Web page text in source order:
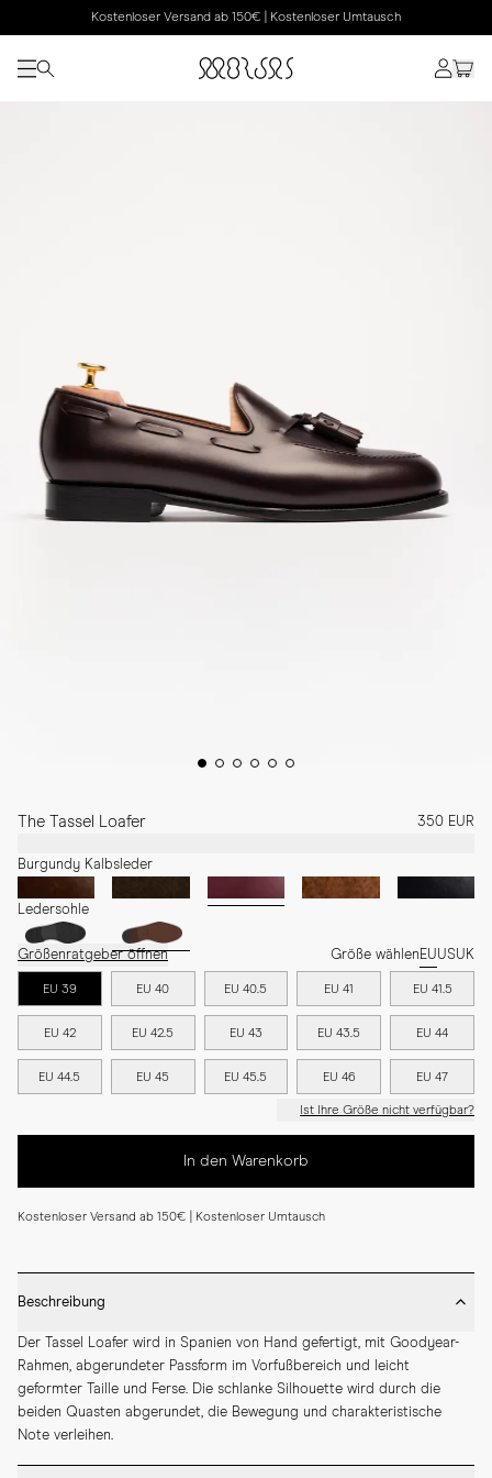
Kostenloser Versand ab 150€ | Kostenloser Umtausch
The Tassel Loafer 350 EUR
Burgundy Kalbsleder
Ledersohle
Größenratgeber öffnen Größe wählenEUUSUK
EU 39 EU 40 EU 40.5 EU 41 EU 41.5
EU 42 EU 42.5 EU 43 EU 43.5 EU 44
EU 44.5 EU 45 EU 45.5 EU 46 EU 47
Ist Ihre Größe nicht verfügbar?
In den Warenkorb
Kostenloser Versand ab 150€ | Kostenloser Umtausch
Beschreibung
Der Tassel Loafer wird in Spanien von Hand gefertigt, mit Goodyear-
Rahmen, abgerundeter Passform im Vorfußbereich und leicht
geformter Taille und Ferse. Die schlanke Silhouette wird durch die
beiden Quasten abgerundet, die Bewegung und charakteristische
Note verleihen.